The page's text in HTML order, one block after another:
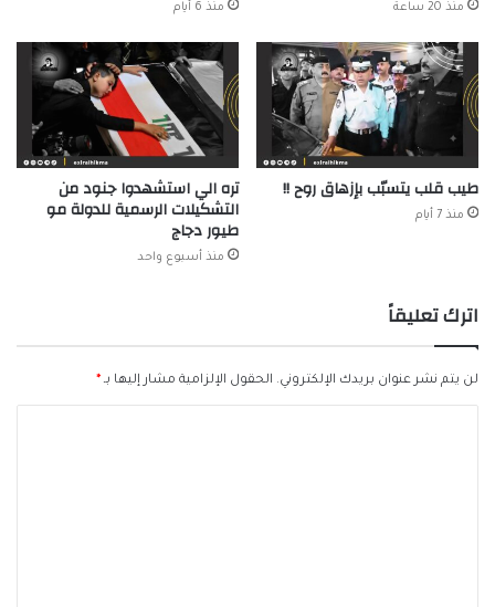
منذ 20 ساعة منذ 6 أيام
طيب قلب يتسبّب بإزهاق روح !!
منذ 7 أيام
تره الي استشهدوا جنود من
التشكيلات الرسمية للدولة مو
طيور دجاج
منذ أسبوع واحد
اترك تعليقاً
لن يتم نشر عنوان بريدك الإلكتروني. الحقول الإلزامية مشار إليها بـ *